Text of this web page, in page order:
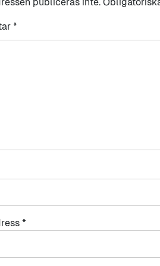
publiceras inte.
*
*